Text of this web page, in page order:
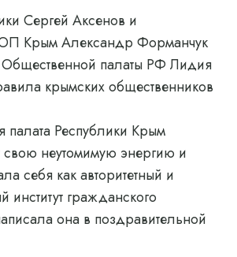
Сергей Аксенов и
Крым Александр Форманчук
палаты РФ Лидия
крымских общественников
палата Республики Крым
свою неутомимую энергию и
себя как авторитетный и
институт гражданского
она в поздравительной